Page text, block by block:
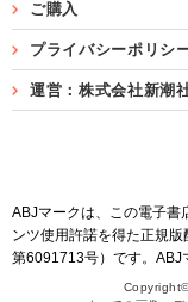
ご購入
プライバシーポリシ
運営：株式会社新潮
ABJマークは、この電子書
ンツ使用許諾を得た正規
第6091713号）です。ABJ